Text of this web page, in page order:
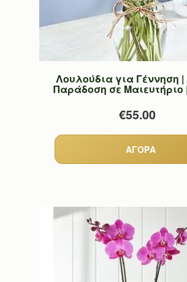
Λουλούδια για Γέννηση
Παράδοση σε Μαιευτήριο
€55.00